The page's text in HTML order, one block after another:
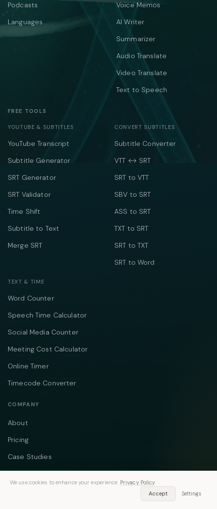
Podcasts
Languages
Voice Memos
AI Writer
Summarizer
Audio Translate
Video Translate
Text to Speech
FREE TOOLS
YOUTUBE & SUBTITLES
YouTube Transcript
Subtitle Generator
SRT Generator
SRT Validator
Time Shift
Subtitle to Text
Merge SRT
CONVERT SUBTITLES
Subtitle Converter
VTT ↔ SRT
SRT to VTT
SBV to SRT
ASS to SRT
TXT to SRT
SRT to TXT
SRT to Word
TEXT & TIME
Word Counter
Speech Time Calculator
Social Media Counter
Meeting Cost Calculator
Online Timer
Timecode Converter
COMPANY
About
Pricing
Case Studies
Compare
We use cookies to enhance your experience. Privacy Policy
Accept
Settings